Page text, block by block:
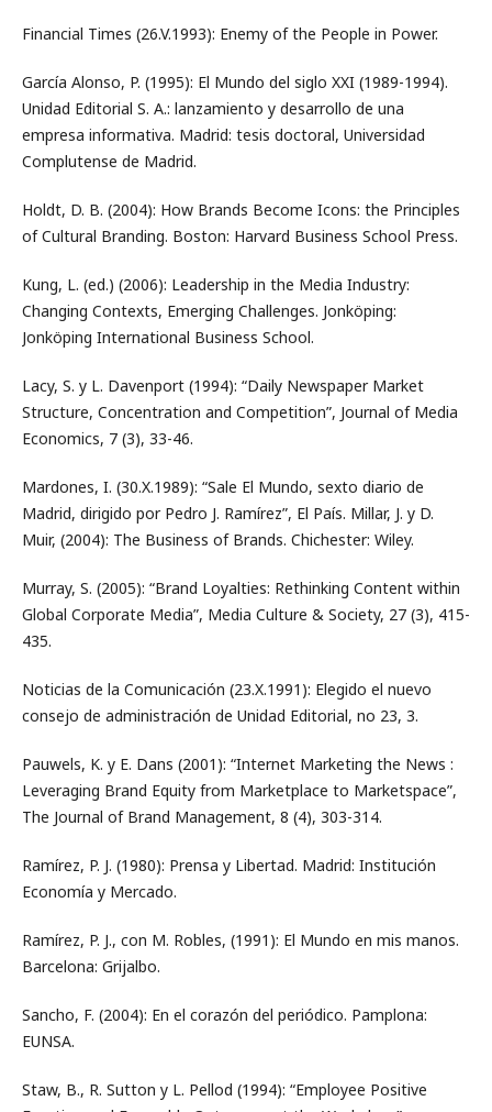
Financial Times (26.V.1993): Enemy of the People in Power.
García Alonso, P. (1995): El Mundo del siglo XXI (1989-1994).
Unidad Editorial S. A.: lanzamiento y desarrollo de una
empresa informativa. Madrid: tesis doctoral, Universidad
Complutense de Madrid.
Holdt, D. B. (2004): How Brands Become Icons: the Principles
of Cultural Branding. Boston: Harvard Business School Press.
Kung, L. (ed.) (2006): Leadership in the Media Industry:
Changing Contexts, Emerging Challenges. Jonköping:
Jonköping International Business School.
Lacy, S. y L. Davenport (1994): “Daily Newspaper Market
Structure, Concentration and Competition”, Journal of Media
Economics, 7 (3), 33-46.
Mardones, I. (30.X.1989): “Sale El Mundo, sexto diario de
Madrid, dirigido por Pedro J. Ramírez”, El País. Millar, J. y D.
Muir, (2004): The Business of Brands. Chichester: Wiley.
Murray, S. (2005): “Brand Loyalties: Rethinking Content within
Global Corporate Media”, Media Culture & Society, 27 (3), 415-
435.
Noticias de la Comunicación (23.X.1991): Elegido el nuevo
consejo de administración de Unidad Editorial, no 23, 3.
Pauwels, K. y E. Dans (2001): “Internet Marketing the News :
Leveraging Brand Equity from Marketplace to Marketspace”,
The Journal of Brand Management, 8 (4), 303-314.
Ramírez, P. J. (1980): Prensa y Libertad. Madrid: Institución
Economía y Mercado.
Ramírez, P. J., con M. Robles, (1991): El Mundo en mis manos.
Barcelona: Grijalbo.
Sancho, F. (2004): En el corazón del periódico. Pamplona:
EUNSA.
Staw, B., R. Sutton y L. Pellod (1994): “Employee Positive